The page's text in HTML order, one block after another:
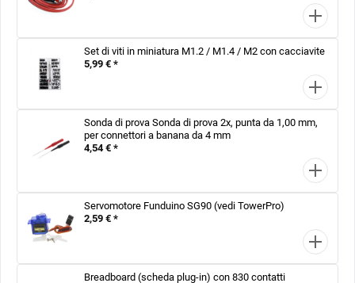
Set di viti in miniatura M1.2 / M1.4 / M2 con cacciavite
5,99 € *
Sonda di prova Sonda di prova 2x, punta da 1,00 mm,
per connettori a banana da 4 mm
4,54 € *
Servomotore Funduino SG90 (vedi TowerPro)
2,59 € *
Breadboard (scheda plug-in) con 830 contatti